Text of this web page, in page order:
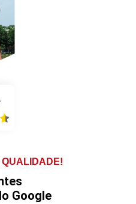
QUALIDADE!
Google